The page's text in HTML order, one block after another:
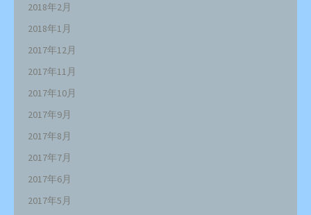
2018年2月
2018年1月
2017年12月
2017年11月
2017年10月
2017年9月
2017年8月
2017年7月
2017年6月
2017年5月